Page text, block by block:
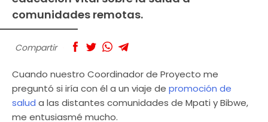
comunidades remotas.
Compartir
Cuando nuestro Coordinador de Proyecto me
preguntó si iría con él a un viaje de promoción de
salud a las distantes comunidades de Mpati y Bibwe,
me entusiasmé mucho.